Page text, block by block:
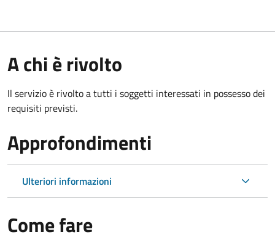
A chi è rivolto
Il servizio è rivolto a tutti i soggetti interessati in possesso dei
requisiti previsti.
Approfondimenti
Ulteriori informazioni
Come fare